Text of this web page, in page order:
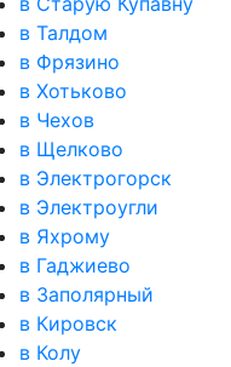
в Талдом
в Фрязино
в Хотьково
в Чехов
в Щелково
в Электрогорск
в Электроугли
в Яхрому
в Гаджиево
в Заполярный
в Кировск
в Колу